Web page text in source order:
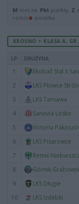
M mecze, Pkt punkty, Z
remis
porażka
KROSNO > KLASA A,
LP DRUŻYNA
1 Ekoball Stal II
2
3
LKS Tarnawa
4
Sanovia Lesko
5
6
LKS Pisarowce
7
8
9
LKS Długie
10
LKS Izdebki